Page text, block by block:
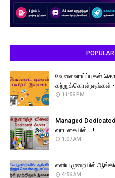
வேலைவாய்ப்புகள்
கற்றுக்கொள்ளுங்கள் -
11:56 PM
Managed
வாடகையில்...!
1:07 AM
எளிய முறையில்
4:56 AM